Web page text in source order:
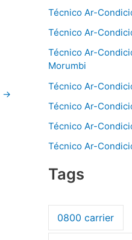
→
Técnico Ar-
Técnico Ar-
Técnico Ar-
Morumbi
Técnico Ar-
Técnico Ar-
Técnico Ar-
Técnico Ar-
Tags
0800 carrier